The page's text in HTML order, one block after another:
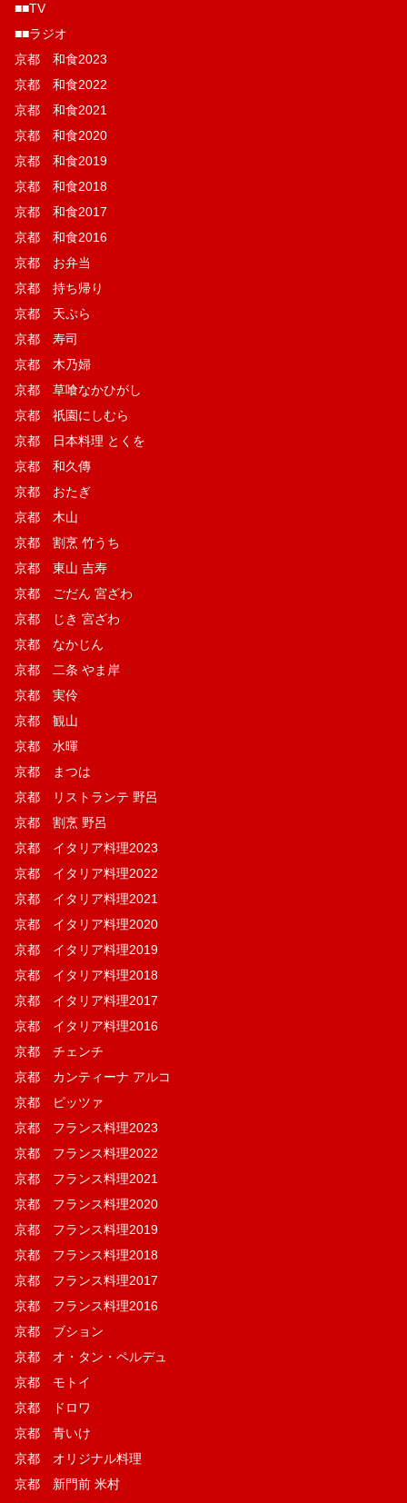
■■TV
■■ラジオ
京都 和食2023
京都 和食2022
京都 和食2021
京都 和食2020
京都 和食2019
京都 和食2018
京都 和食2017
京都 和食2016
京都 お弁当
京都 持ち帰り
京都 天ぷら
京都 寿司
京都 木乃婦
京都 草喰なかひがし
京都 祇園にしむら
京都 日本料理 とくを
京都 和久傳
京都 おたぎ
京都 木山
京都 割烹 竹うち
京都 東山 吉寿
京都 ごだん 宮ざわ
京都 じき 宮ざわ
京都 なかじん
京都 二条 やま岸
京都 実伶
京都 観山
京都 水暉
京都 まつは
京都 リストランテ 野呂
京都 割烹 野呂
京都 イタリア料理2023
京都 イタリア料理2022
京都 イタリア料理2021
京都 イタリア料理2020
京都 イタリア料理2019
京都 イタリア料理2018
京都 イタリア料理2017
京都 イタリア料理2016
京都 チェンチ
京都 カンティーナ アルコ
京都 ピッツァ
京都 フランス料理2023
京都 フランス料理2022
京都 フランス料理2021
京都 フランス料理2020
京都 フランス料理2019
京都 フランス料理2018
京都 フランス料理2017
京都 フランス料理2016
京都 ブション
京都 オ・タン・ペルデュ
京都 モトイ
京都 ドロワ
京都 青いけ
京都 オリジナル料理
京都 新門前 米村